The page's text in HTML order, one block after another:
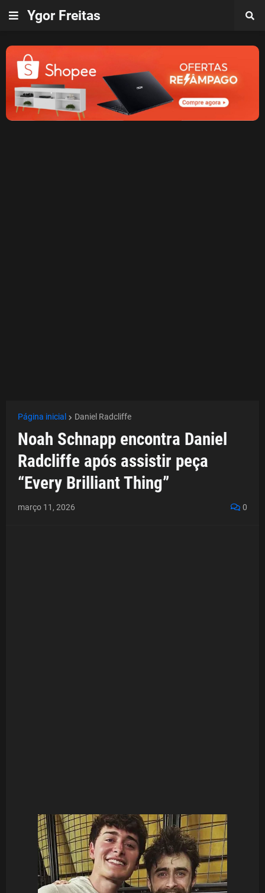
Ygor Freitas
Página inicial Daniel Radcliffe
Noah Schnapp encontra Daniel
Radcliffe após assistir peça
“Every Brilliant Thing”
março 11, 2026 0